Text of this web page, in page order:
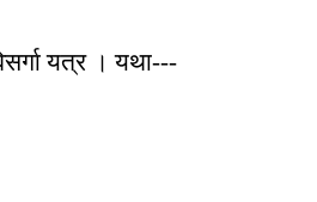
यत्र । यथा---